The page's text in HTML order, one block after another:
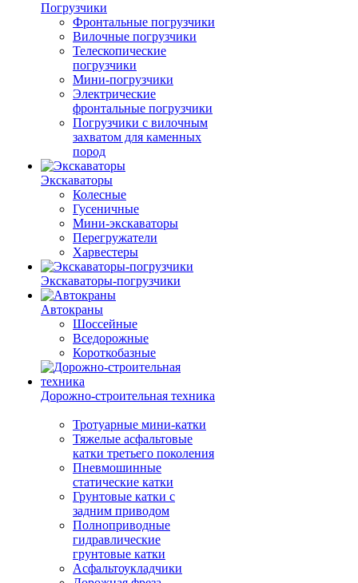
Погрузчики
Фронтальные погрузчики
Вилочные погрузчики
Телескопические
погрузчики
Мини-погрузчики
Электрические
фронтальные погрузчики
Погрузчики с вилочным
захватом для каменных
пород
Экскаваторы
Колесные
Гусеничные
Мини-экскаваторы
Перегружатели
Харвестеры
Экскаваторы-погрузчики
Автокраны
Шоссейные
Вседорожные
Короткобазные
Дорожно-строительная техника
Тротуарные мини-катки
Тяжелые асфальтовые
катки третьего поколения
Пневмошинные
статические катки
Грунтовые катки с
задним приводом
Полноприводные
гидравлические
грунтовые катки
Асфальтоукладчики